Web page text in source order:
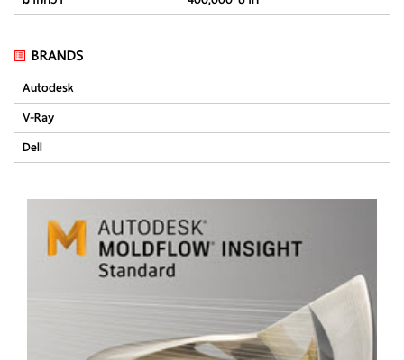
BRANDS
Autodesk
V-Ray
Dell